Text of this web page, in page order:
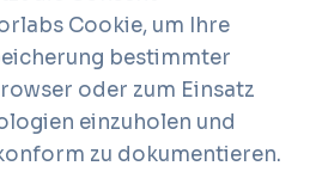
Cookie, um Ihre
bestimmter
oder zum Einsatz
einzuholen und
zu dokumentieren.